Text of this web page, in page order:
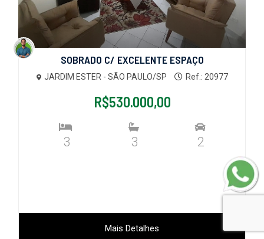
SOBRADO C/ EXCELENTE ESPAÇO
JARDIM ESTER - SÃO PAULO/SP Ref.: 20977
R$530.000,00
3 3 2
Mais Detalhes